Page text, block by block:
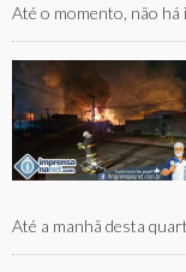
Até o momento, não há
Até a manhã desta